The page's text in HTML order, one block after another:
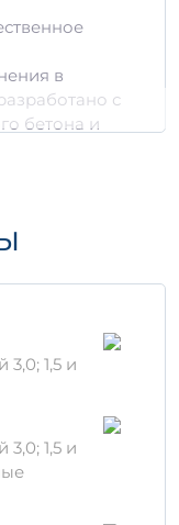
в
с
бетона и
свойства
1,5 и
1,5 и